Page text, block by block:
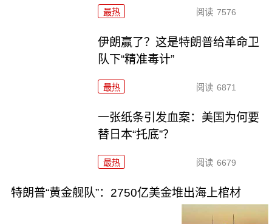
最热 阅读 7576
伊朗赢了？这是特朗普给革命卫
队下“精准毒计”
最热 阅读 6871
一张纸条引发血案：美国为何要
替日本“托底”？
最热 阅读 6679
特朗普“黄金舰队”：2750亿美金堆出海上棺材